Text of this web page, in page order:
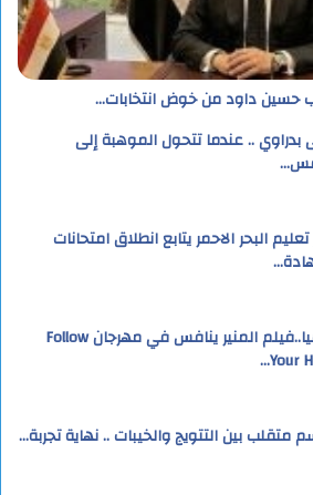
حسين داود من خوض انتخابات…
بدراوي .. عندما تتحول الموهبة إلى
البحر الاحمر يتابع انطلاق امتحانات
رسميا..فيلم المنير ينافس في مهرجان Follow
Your
متقلب بين التتويج والخيبات .. نهاية تجربة…